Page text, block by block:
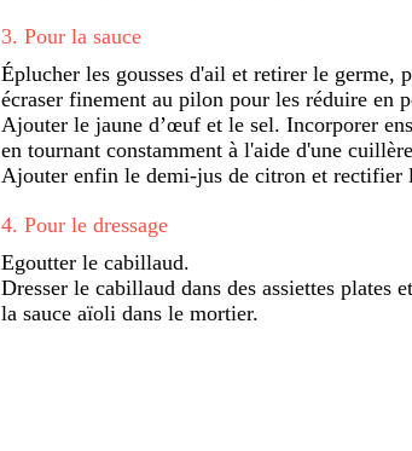
3. Pour la sauce
Éplucher les gousses d'ail et retirer le germe,
écraser finement au pilon pour les réduire en
Ajouter le jaune d’œuf et le sel. Incorporer
en tournant constamment à l'aide d'une
Ajouter enfin le demi-jus de citron et rectifier
4. Pour le dressage
Egoutter le cabillaud.
Dresser le cabillaud dans des assiettes plates
la sauce aïoli dans le mortier.